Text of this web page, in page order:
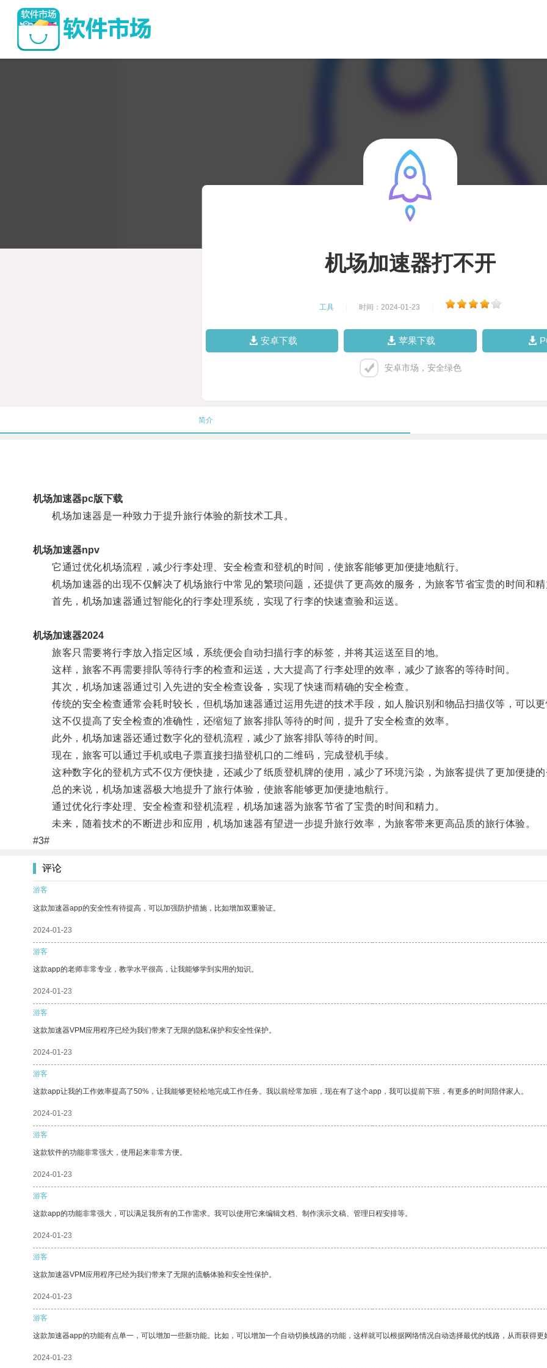
机场加速器打不开
工具 时间：2024-01-23
安卓下载 苹果下载
安卓市场，安全绿色
简介
机场加速器pc版下载
机场加速器是一种致力于提升旅行体验的新技术工具。
机场加速器npv
它通过优化机场流程，减少行李处理、安全检查和登机的时间，使旅客能够更加便捷地航行。
机场加速器的出现不仅解决了机场旅行中常见的繁琐问题，还提供了更高效的服务，为旅客节省宝贵的时间和精
首先，机场加速器通过智能化的行李处理系统，实现了行李的快速查验和运送。
机场加速器2024
旅客只需要将行李放入指定区域，系统便会自动扫描行李的标签，并将其运送至目的地。
这样，旅客不再需要排队等待行李的检查和运送，大大提高了行李处理的效率，减少了旅客的等待时间。
其次，机场加速器通过引入先进的安全检查设备，实现了快速而精确的安全检查。
传统的安全检查通常会耗时较长，但机场加速器通过运用先进的技术手段，如人脸识别和物品扫描仪等，可以更
这不仅提高了安全检查的准确性，还缩短了旅客排队等待的时间，提升了安全检查的效率。
此外，机场加速器还通过数字化的登机流程，减少了旅客排队等待的时间。
现在，旅客可以通过手机或电子票直接扫描登机口的二维码，完成登机手续。
这种数字化的登机方式不仅方便快捷，还减少了纸质登机牌的使用，减少了环境污染，为旅客提供了更加便捷的
总的来说，机场加速器极大地提升了旅行体验，使旅客能够更加便捷地航行。
通过优化行李处理、安全检查和登机流程，机场加速器为旅客节省了宝贵的时间和精力。
未来，随着技术的不断进步和应用，机场加速器有望进一步提升旅行效率，为旅客带来更高品质的旅行体验。
#3#
评论
游客
这款加速器app的安全性有待提高，可以加强防护措施，比如增加双重验证。
2024-01-23
游客
这款app的老师非常专业，教学水平很高，让我能够学到实用的知识。
2024-01-23
游客
这款加速器VPM应用程序已经为我们带来了无限的隐私保护和安全性保护。
2024-01-23
游客
这款app让我的工作效率提高了50%，让我能够更轻松地完成工作任务。我以前经常加班，现在有了这个app，我可以提前下班，有更多的时间陪伴家人。
2024-01-23
游客
这款软件的功能非常强大，使用起来非常方便。
2024-01-23
游客
这款app的功能非常强大，可以满足我所有的工作需求。我可以使用它来编辑文档、制作演示文稿、管理日程安排等。
2024-01-23
游客
这款加速器VPM应用程序已经为我们带来了无限的流畅体验和安全性保护。
2024-01-23
游客
这款加速器app的功能有点单一，可以增加一些新功能。比如，可以增加一个自动切换线路的功能，这样就可以根据网络情况自动选择最优的线路，从而获得更
2024-01-23